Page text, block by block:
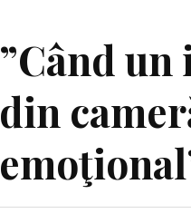
”Când
din